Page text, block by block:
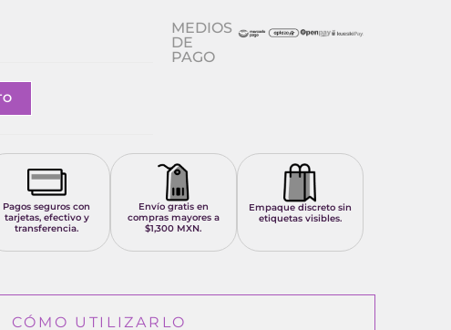
MEDIOS
DE
PAGO
Pagos seguros con
tarjetas, efectivo y
transferencia.
Envío gratis en
compras mayores a
$1,300 MXN.
Empaque discreto sin
etiquetas visibles.
CÓMO UTILIZARLO